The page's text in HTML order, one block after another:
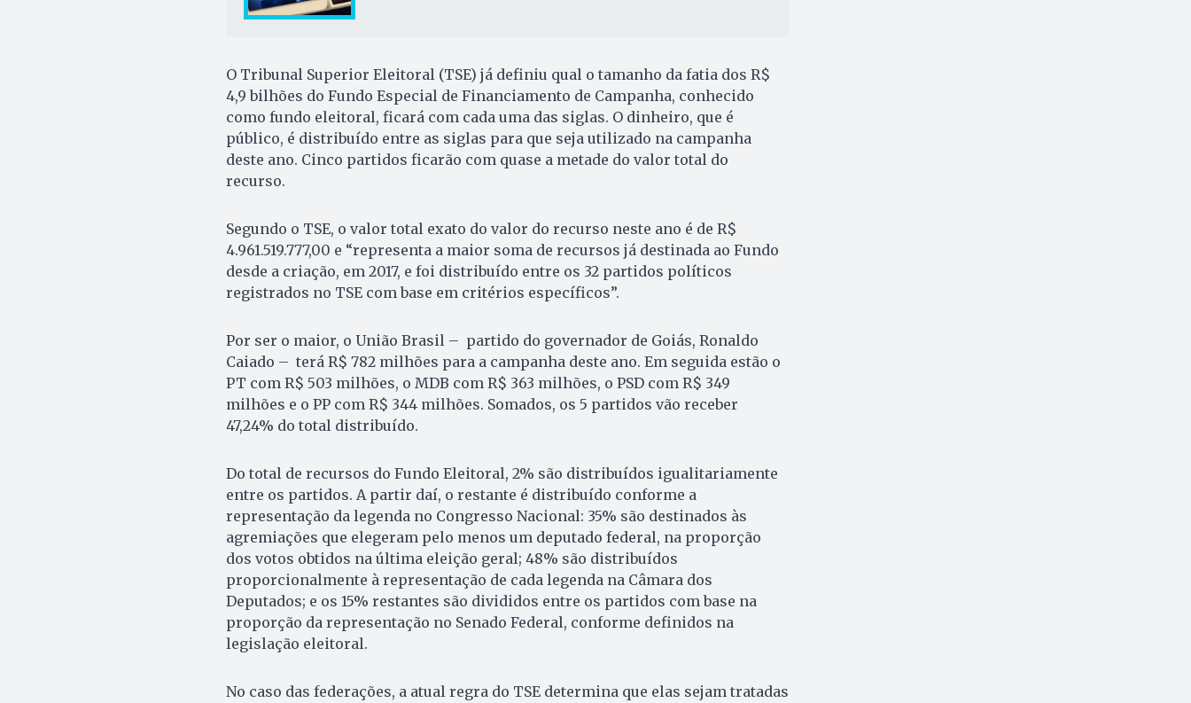
O Tribunal Superior Eleitoral (TSE) já definiu qual o tamanho da fatia dos R$
4,9 bilhões do Fundo Especial de Financiamento de Campanha, conhecido
como fundo eleitoral, ficará com cada uma das siglas. O dinheiro, que é
público, é distribuído entre as siglas para que seja utilizado na campanha
deste ano. Cinco partidos ficarão com quase a metade do valor total do
recurso.
Segundo o TSE, o valor total exato do valor do recurso neste ano é de R$
4.961.519.777,00 e “representa a maior soma de recursos já destinada ao Fundo
desde a criação, em 2017, e foi distribuído entre os 32 partidos políticos
registrados no TSE com base em critérios específicos”.
Por ser o maior, o União Brasil – partido do governador de Goiás, Ronaldo
Caiado – terá R$ 782 milhões para a campanha deste ano. Em seguida estão o
PT com R$ 503 milhões, o MDB com R$ 363 milhões, o PSD com R$ 349
milhões e o PP com R$ 344 milhões. Somados, os 5 partidos vão receber
47,24% do total distribuído.
Do total de recursos do Fundo Eleitoral, 2% são distribuídos igualitariamente
entre os partidos. A partir daí, o restante é distribuído conforme a
representação da legenda no Congresso Nacional: 35% são destinados às
agremiações que elegeram pelo menos um deputado federal, na proporção
dos votos obtidos na última eleição geral; 48% são distribuídos
proporcionalmente à representação de cada legenda na Câmara dos
Deputados; e os 15% restantes são divididos entre os partidos com base na
proporção da representação no Senado Federal, conforme definidos na
legislação eleitoral.
No caso das federações, a atual regra do TSE determina que elas sejam tratadas